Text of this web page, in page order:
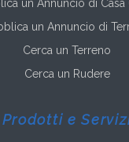
un Annuncio di Casa
un Annuncio di
Cerca un Terreno
Cerca un Rudere
Prodotti e